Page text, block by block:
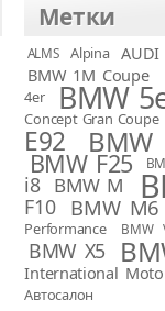
Метки
ALMS Alpina AUDI
BMW 1M Coupe
4er
BMW
Concept Gran Coupe
E92 BMW
BMW F25
i8 BMW M
F10
BMW M6
Performance
BMW
BMW X5
International
Автосалон